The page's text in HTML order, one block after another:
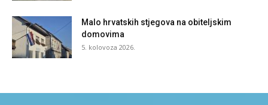
Malo hrvatskih stjegova na obiteljskim
domovima
5. kolovoza 2026.